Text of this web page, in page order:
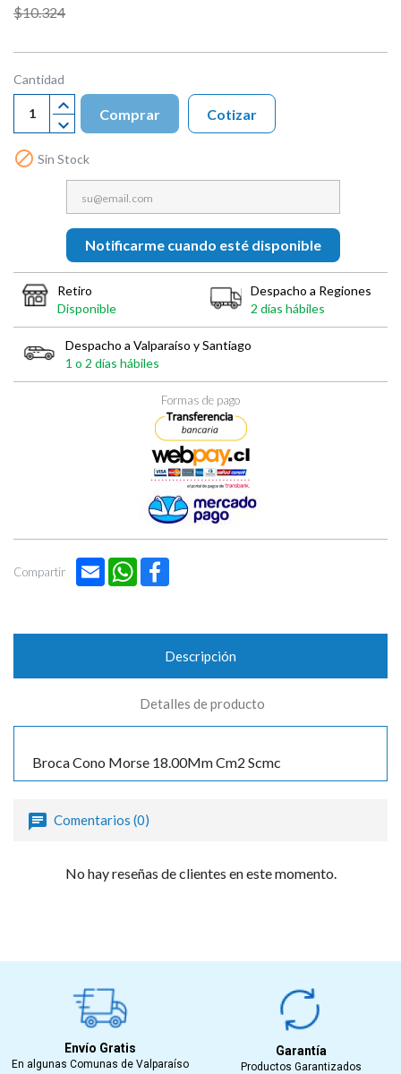
$10.324
Cantidad
Comprar
 Sin Stock
Notificarme cuando esté disponible
Cotizar
Retiro
Disponible
Despacho a Regiones
2 días hábiles
Despacho a Valparaíso y Santiago
1 o 2 días hábiles
Formas de pago
Compartir Email WhatsApp
Descripción
Detalles de producto
Broca Cono Morse 18.00Mm Cm2 Scmc
Comentarios (0)
No hay reseñas de clientes en este momento.
Envío Gratis
En algunas Comunas de Valparaíso
Garantía
Productos Garantizados